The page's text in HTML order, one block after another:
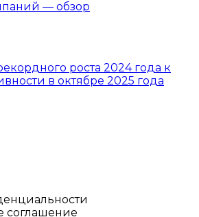
— обзор
роста 2024 года к
в октябре 2025 года
соглашение